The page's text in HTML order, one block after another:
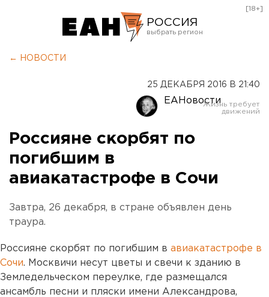
РОССИЯ
Оренбург
[18+]
← НОВОСТИ
25 ДЕКАБРЯ 2016 В 21:40
ЕАНовости
Россияне скорбят по
погибшим в
авиакатастрофе в Сочи
Завтра, 26 декабря, в стране объявлен день
траура.
Россияне скорбят по погибшим в авиакатастрофе в
Сочи. Москвичи несут цветы и свечи к зданию в
Земледельческом переулке, где размещался
ансамбль песни и пляски имени Александрова,